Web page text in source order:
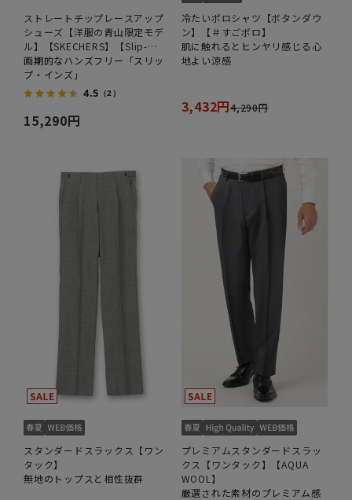
ストレートチップレースアップ
シューズ【洋服の青山限定モデ
ル】【SKECHERS】【Slip-
ins】
画期的なハンズフリー「スリッ
プ・インズ」
4.5 （2）
15,290円
冷たいポロシャツ【ボタンダウ
ン】【＃すごポロ】
肌に触れるとヒンヤリ感じる心
地よい涼感
3,432円4,290円
スタンダードスラックス【ワン
タック】
無地のトップスと相性抜群
プレミアムスタンダードスラッ
クス【ワンタック】【AQUA
WOOL】
厳選された素材のプレミアム感